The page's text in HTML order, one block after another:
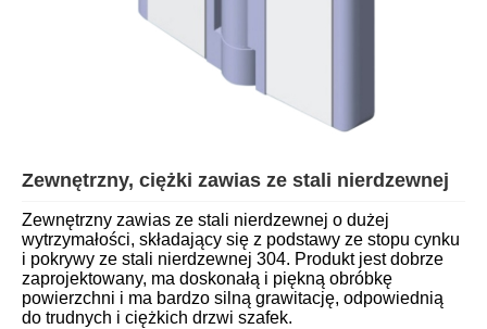
Zewnętrzny, ciężki zawias ze stali nierdzewnej
Zewnętrzny zawias ze stali nierdzewnej o dużej
wytrzymałości, składający się z podstawy ze stopu cynku
i pokrywy ze stali nierdzewnej 304. Produkt jest dobrze
zaprojektowany, ma doskonałą i piękną obróbkę
powierzchni i ma bardzo silną grawitację, odpowiednią
do trudnych i ciężkich drzwi szafek.